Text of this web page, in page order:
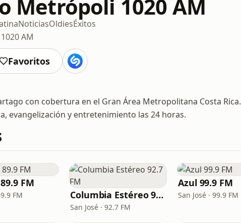
Metrópoli 1020 AM
NoticiasOldiesÉxitos
1020 AM
Favoritos
con cobertura en el Gran Área Metropolitana Costa Rica.
evangelización y entretenimiento las 24 horas.
FM
FM Columbia Estéreo 92.7 FM
San José · 92.7 FM
Azul 99.9 FM
San José · 99.9 FM